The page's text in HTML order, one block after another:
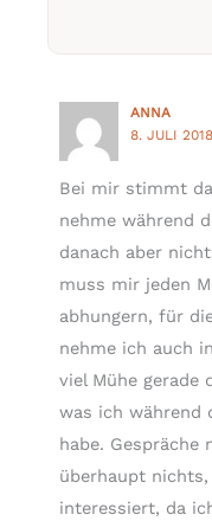
ANNA
8. JULI
Bei mir stimmt
nehme während
danach aber
muss mir jeden
abhungern, für
nehme ich auch
viel Mühe gerade
was ich während
habe. Gespräche
überhaupt
interessiert, da